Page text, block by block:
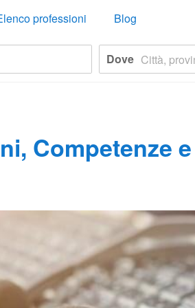
professioni Blog
Dove
Competenze